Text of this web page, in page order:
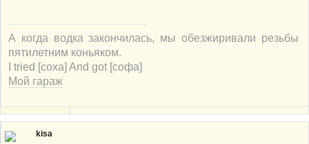
А когда водка закончилась, мы обезжиривали резьбы
пятилетним коньяком.
I tried [соха] And got [софа]
Мой гараж
kisa